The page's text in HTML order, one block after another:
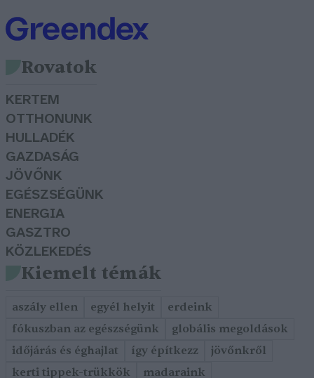
Rovatok
KERTEM
OTTHONUNK
HULLADÉK
GAZDASÁG
JÖVŐNK
EGÉSZSÉGÜNK
ENERGIA
GASZTRO
KÖZLEKEDÉS
Kiemelt témák
aszály ellen egyél helyit
erdeink
fókuszban az egészségünk
globális megoldások
időjárás és éghajlat
így építkezz
jövőnkről
kerti tippek-trükkök
madaraink